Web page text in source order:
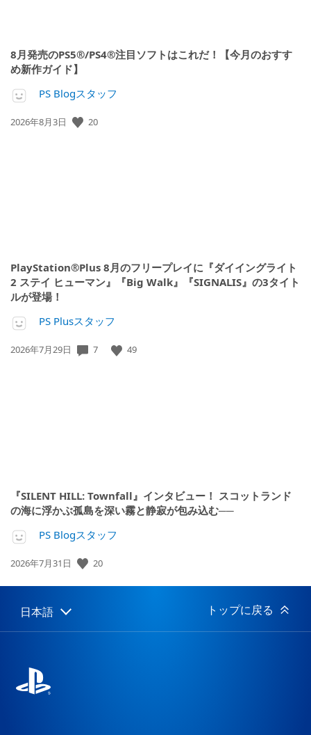
8月発売のPS5®/PS4®注目ソフトはこれだ！【今月のおすす
め新作ガイド】
PS Blogスタッフ
公
2026年8月3日 20
PlayStation®Plus 8月のフリープレイに『ダイイングライト
2 ステイ ヒューマン』『Big Walk』『SIGNALIS』の3タイト
ルが登場！
PS Plusスタッフ
公
2026年7月29日 7 49
『SILENT HILL: Townfall』インタビュー！ スコットランド
の海に浮かぶ孤島を深い霧と静寂が包み込む──
PS Blogスタッフ
公
日:
2026年7月31日 20
Select
a
Current
region:
日本語 トップに戻る